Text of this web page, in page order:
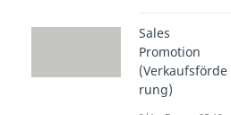
Sales
Promotion
(Verkaufsförde
rung)